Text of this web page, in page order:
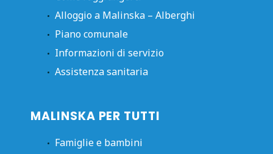
Alloggio a Malinska – Alberghi
Piano comunale
Informazioni di servizio
Assistenza sanitaria
MALINSKA PER TUTTI
Famiglie e bambini